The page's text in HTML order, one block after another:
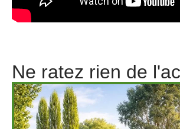
Ne ratez rien de